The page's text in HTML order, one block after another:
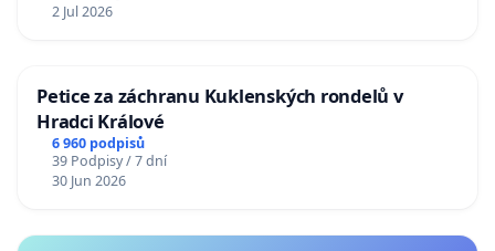
2 Jul 2026
Petice za záchranu Kuklenských rondelů v
Hradci Králové
6 960 podpisů
39 Podpisy / 7 dní
30 Jun 2026